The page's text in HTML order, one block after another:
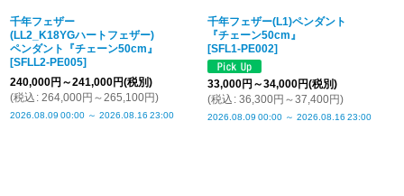
千年フェザー
(LL2_K18YGハートフェザー)
ペンダント『チェーン50cm』
[SFLL2-PE005]
240,000円 ～241,000円(税別)
(税込 : 264,000円 ～265,100円)
2026.08.09 00:00 ～ 2026.08.16 23:00
千年フェザー(L1)ペンダント
『チェーン50cm』
[SFL1-PE002]
33,000円 ～34,000円(税別)
(税込 : 36,300円 ～37,400円)
2026.08.09 00:00 ～ 2026.08.16 23:00